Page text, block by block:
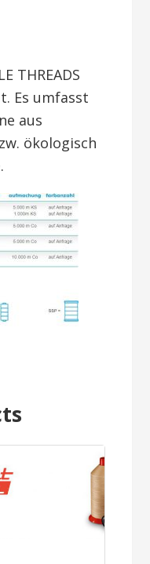
THREADS
Es umfasst
aus
ökologisch